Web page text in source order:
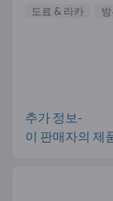
도료 & 라카
추가 정보-
이 판매자의 제